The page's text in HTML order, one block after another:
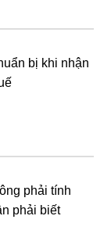
bị khi nhận
phải tính
phải biết